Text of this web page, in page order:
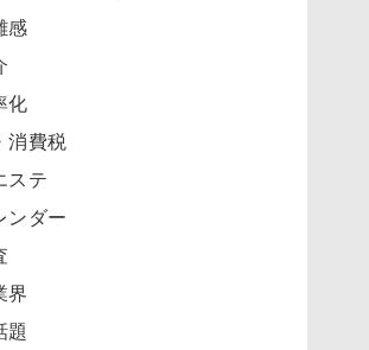
感
化
消費税
ステ
ンダー
界
題